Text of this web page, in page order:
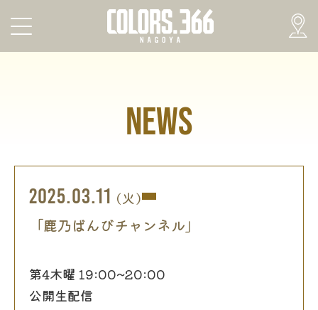
NEWS
2025.03.11 (火)
「鹿乃ばんびチャンネル」
第4木曜 19:00~20:00
公開生配信